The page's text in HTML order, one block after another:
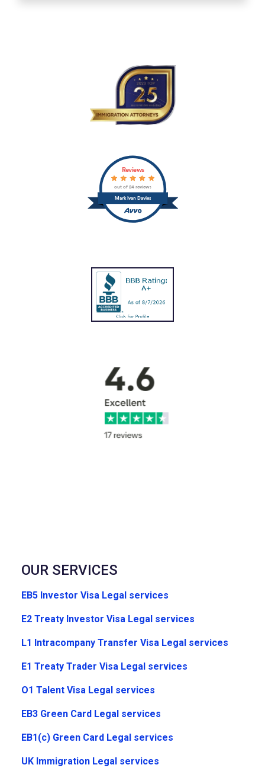
Mark Ivan Davies
Reviews
out of 24 reviews
OUR SERVICES
EB5 Investor Visa Legal services
E2 Treaty Investor Visa Legal services
L1 Intracompany Transfer Visa Legal services
E1 Treaty Trader Visa Legal services
O1 Talent Visa Legal services
EB3 Green Card Legal services
EB1(c) Green Card Legal services
UK Immigration Legal services